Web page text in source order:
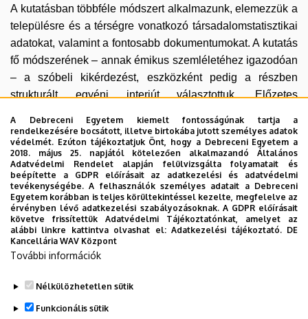
A kutatásban többféle módszert alkalmazunk, elemezzük a
településre és a térségre vonatkozó társadalomstatisztikai
adatokat, valamint a fontosabb dokumentumokat. A kutatás
fő módszerének – annak émikus szemléletéhez igazodóan
– a szóbeli kikérdezést, eszközként pedig a részben
strukturált egyéni interjút választottuk. Előzetes
településenként legalább húsz egyéni interjút, s ahol van
rá lehetőség, fiatalokkal egy-egy fókuszcsoportos interjút
készítünk el. Törekszünk arra, hogy a válaszadók szocio-
demográfiai szempontból sokszínűek legyenek, s ezáltal a
települések lehető legtöbb csoportjából csatornázzunk be
véleményeket.
Az egyes kutatási helyszínekhez kapcsolódóan
zárótanulmányok készülnek, melyek tanulmánykötetben,
Legutóbbi frissítés: 2024. 02. 20. 13:57
A Debreceni Egyetem kiemelt fontosságúnak tartja a
rendelkezésére bocsátott, illetve birtokába jutott személyes adatok
védelmét. Ezúton tájékoztatjuk Önt, hogy a Debreceni Egyetem a
2018. május 25. napjától kötelezően alkalmazandó Általános
Adatvédelmi Rendelet alapján felülvizsgálta folyamatait és
beépítette a GDPR előírásait az adatkezelési és adatvédelmi
tevékenységébe. A felhasználók személyes adatait a Debreceni
Egyetem korábban is teljes körültekintéssel kezelte, megfelelve az
érvényben lévő adatkezelési szabályozásoknak. A GDPR előírásait
követve frissítettük Adatvédelmi Tájékoztatónkat, amelyet az
alábbi linkre kattintva olvashat el:Adatkezelési tájékoztató. DE
Kancellária WAV Központ
További információk
Nélkülözhetetlen sütik
Funkcionális sütik